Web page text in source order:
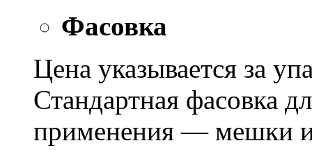
Фасовка
Цена указывается за
Стандартная фасовка
применения — мешки